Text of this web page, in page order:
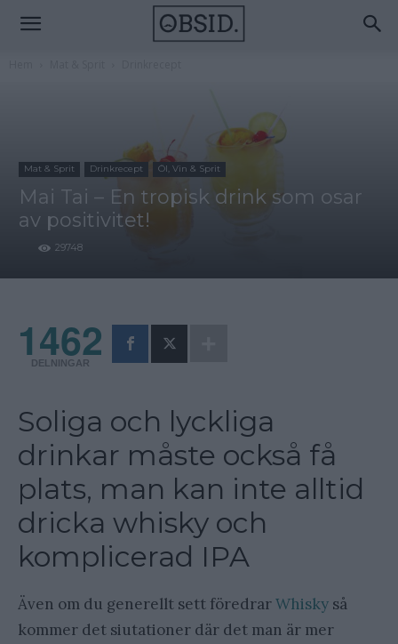
Mat & Sprit Drinkrecept Öl, Vin & Sprit
Mai Tai – En tropisk drink som osar
av positivitet!
29748
1462
DELNINGAR
Soliga och lyckliga
drinkar måste också få
plats, man kan inte alltid
dricka whisky och
komplicerad IPA
Även om du generellt sett föredrarWhisky så
kommer det siutationer där det man är mer